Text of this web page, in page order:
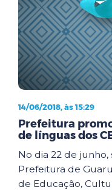
14/06/2018, às 15:29
Prefeitura
de línguas dos
No dia 22 de junho,
Prefeitura de
de Educação,